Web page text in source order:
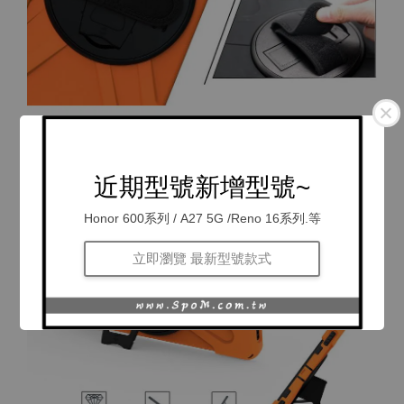
近期型號新增型號~
Honor 600系列 / A27 5G /Reno 16系列.等
立即瀏覽 最新型號款式